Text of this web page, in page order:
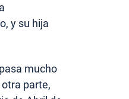
y su hija
mucho
parte,